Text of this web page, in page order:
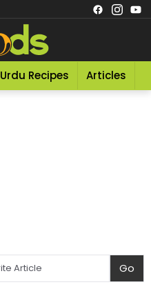
Urdu Recipes Articles